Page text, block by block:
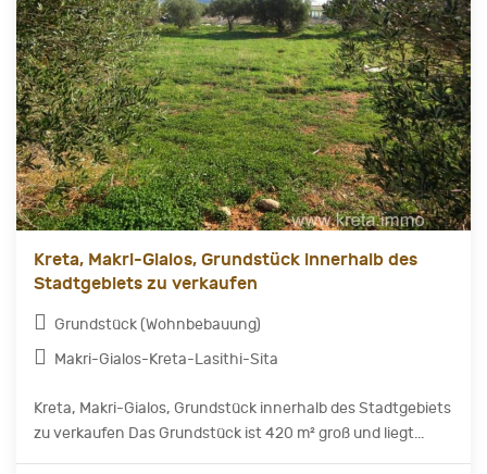
Kreta, Makri-Gialos, Grundstück innerhalb des
Stadtgebiets zu verkaufen
Grundstück (Wohnbebauung)
Makri-Gialos-Kreta-Lasithi-Sita
Kreta, Makri-Gialos, Grundstück innerhalb des Stadtgebiets
zu verkaufen Das Grundstück ist 420 m² groß und liegt...